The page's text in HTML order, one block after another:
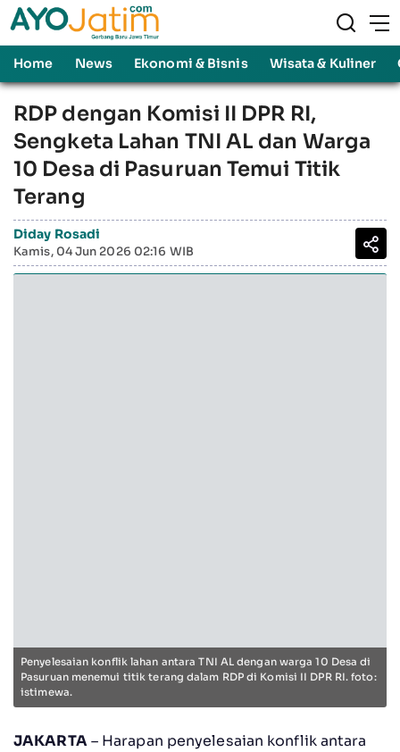
Home News Ekonomi & Bisnis Wisata & Kuliner
RDP dengan Komisi II DPR RI,
Sengketa Lahan TNI AL dan Warga
10 Desa di Pasuruan Temui Titik
Terang
Diday Rosadi
Kamis, 04 Jun 2026 02:16 WIB
Penyelesaian konflik lahan antara TNI AL dengan warga 10 Desa di
Pasuruan menemui titik terang dalam RDP di Komisi II DPR RI. foto:
istimewa.
JAKARTA– Harapan penyelesaian konflik antara